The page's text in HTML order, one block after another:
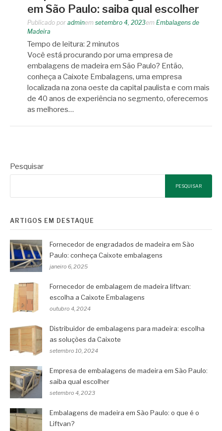
em São Paulo: saiba qual escolher
Publicado por adminem setembro 4, 2023em Embalagens de
Madeira
Tempo de leitura: 2 minutos
Você está procurando por uma empresa de
embalagens de madeira em São Paulo? Então,
conheça a Caixote Embalagens, uma empresa
localizada na zona oeste da capital paulista e com mais
de 40 anos de experiência no segmento, oferecemos
as melhores…
Pesquisar
PESQUISAR
ARTIGOS EM DESTAQUE
Fornecedor de engradados de madeira em São
Paulo: conheça Caixote embalagens
janeiro 6, 2025
Fornecedor de embalagem de madeira liftvan:
escolha a Caixote Embalagens
outubro 4, 2024
Distribuidor de embalagens para madeira: escolha
as soluções da Caixote
setembro 10, 2024
Empresa de embalagens de madeira em São Paulo:
saiba qual escolher
setembro 4, 2023
Embalagens de madeira em São Paulo: o que é o
Liftvan?